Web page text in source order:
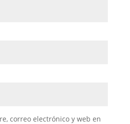
correo electrónico y web en